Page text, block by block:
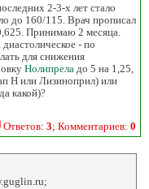
2-3-х лет стало
до 160/115. Врач прописал
Принимаю 2 месяца.
- по
для снижения
Нолипрела до 5 на 1,25,
Н или Лизиноприл) или
какой)?
Ответов: 3; Комментариев: 0